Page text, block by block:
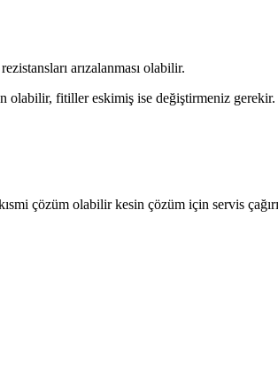
arızalanması olabilir.
olabilir, fitiller eskimiş ise değiştirmeniz gerekir.
çözüm olabilir kesin çözüm için servis